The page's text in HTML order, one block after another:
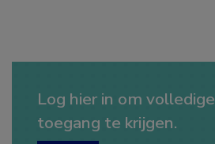
Log hier in om volledige
toegang te krijgen.